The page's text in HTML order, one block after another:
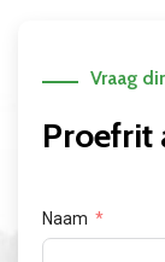
Vraag
Proefrit
Naam